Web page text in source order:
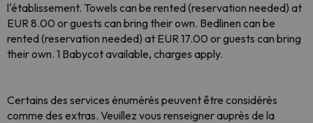
l'établissement. Towels can be rented (reservation needed) at
EUR 8.00 or guests can bring their own. Bedlinen can be
rented (reservation needed) at EUR 17.00 or guests can bring
their own. 1 Babycot available, charges apply.
Certains des services énumérés peuvent être considérés
comme des extras. Veuillez vous renseigner auprès de la